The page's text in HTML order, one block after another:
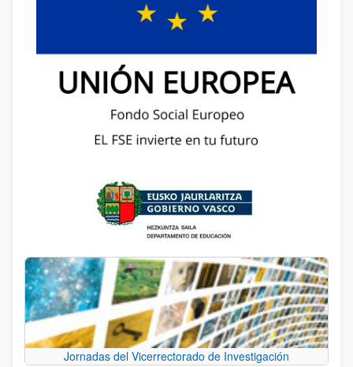
Jornadas del Vicerrectorado de Investigación